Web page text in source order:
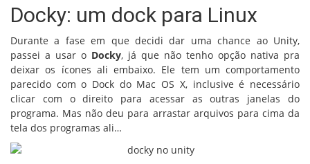
Docky: um dock para Linux
Durante a fase em que decidi dar uma chance ao Unity,
passei a usar o Docky, já que não tenho opção nativa pra
deixar os ícones ali embaixo. Ele tem um comportamento
parecido com o Dock do Mac OS X, inclusive é necessário
clicar com o direito para acessar as outras janelas do
programa. Mas não deu para arrastar arquivos para cima da
tela dos programas ali…